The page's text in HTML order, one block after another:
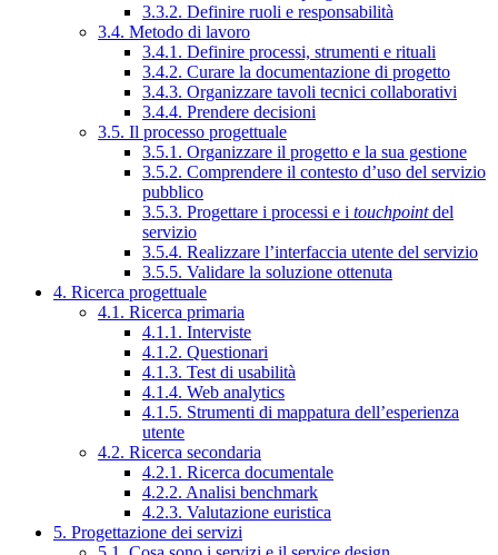
3.3.2. Definire ruoli e responsabilità
3.4. Metodo di lavoro
3.4.1. Definire processi, strumenti e rituali
3.4.2. Curare la documentazione di progetto
3.4.3. Organizzare tavoli tecnici collaborativi
3.4.4. Prendere decisioni
3.5. Il processo progettuale
3.5.1. Organizzare il progetto e la sua gestione
3.5.2. Comprendere il contesto d’uso del servizio
pubblico
3.5.3. Progettare i processi e i touchpointdel
servizio
3.5.4. Realizzare l’interfaccia utente del servizio
3.5.5. Validare la soluzione ottenuta
4. Ricerca progettuale
4.1. Ricerca primaria
4.1.1. Interviste
4.1.2. Questionari
4.1.3. Test di usabilità
4.1.4. Web analytics
4.1.5. Strumenti di mappatura dell’esperienza
utente
4.2. Ricerca secondaria
4.2.1. Ricerca documentale
4.2.2. Analisi benchmark
4.2.3. Valutazione euristica
5. Progettazione dei servizi